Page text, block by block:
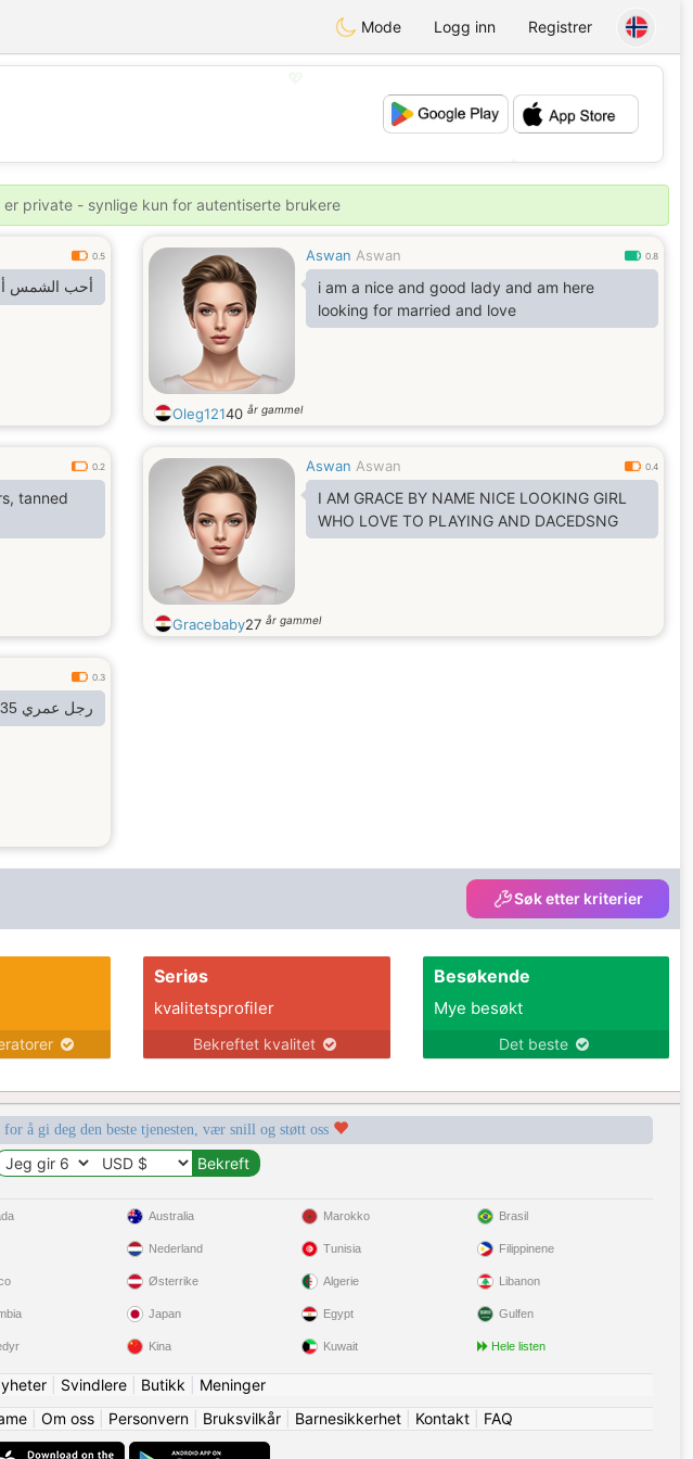
Mode Logg inn Registrer
💕
er private - synlige kun for autentiserte brukere
0.5
أحب الشمس
Aswan Aswan 0.8
i am a nice and good lady and am here
looking for married and love
Oleg12140 år gammel
0.2 Aswan Aswan 0.4
I AM GRACE BY NAME NICE LOOKING GIRL
WHO LOVE TO PLAYING AND DACEDSNG
Gracebaby27 år gammel
0.3
رجل عمري 35 سنة احب عقد الصداقات
Søk etter kriterier
Seriøs
kvalitetsprofiler
Bekreftet kvalitet
Besøkende
Mye besøkt
Det beste
å gi deg den beste tjenesten, vær snill og støtt oss
Australia
Nederland
Østerrike
Japan
Kina
Marokko
Tunisia
Algerie
Egypt
Kuwait
Brasil
Filippinene
Libanon
Gulfen
Hele listen
| Svindlere| Butikk
Meninger
| Om oss| Personvern| Bruksvilkår| Barnesikkerhet| Kontakt| FAQ